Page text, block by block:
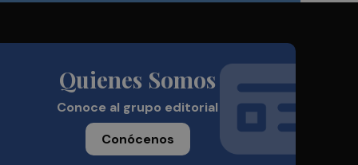
Quienes Somos
Conoce al grupo editorial
Conócenos